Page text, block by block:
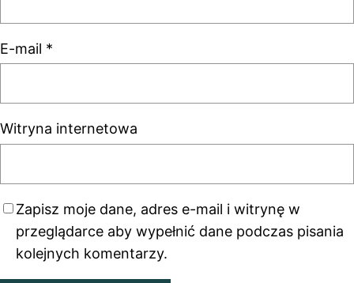
E-mail *
Witryna internetowa
Zapisz moje dane, adres e-mail i witrynę w
przeglądarce aby wypełnić dane podczas pisania
kolejnych komentarzy.